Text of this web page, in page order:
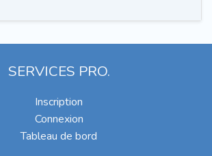
SERVICES PRO.
Inscription
Connexion
Tableau de bord